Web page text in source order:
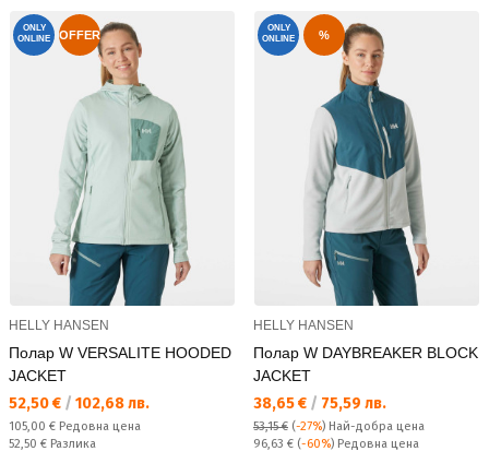
ONLY
ONLINE
OFFER
HELLY HANSEN
Полар W VERSALITE HOODED
JACKET
Текуща цена:
52,50 € / 102,68 лв.
Редовна цена:
105,00 € Редовна цена
Спестявате:
52,50 € Разлика
ONLY
ONLINE
%
HELLY HANSEN
Полар W DAYBREAKER BLOCK
JACKET
Текуща цена:
38,65 € / 75,59 лв.
53,15 € (-27%) Най-добра цена
Редовна цена:
96,63 € (-60%) Редовна цена